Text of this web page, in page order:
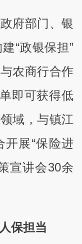
府部门、银
“政银保担”
农商行合作
即可获得低
域，与镇江
展“保险进
宣讲会30余
保担当